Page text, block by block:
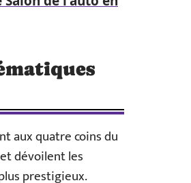
aux quatre coins du
dévoilent les
prestigieux.